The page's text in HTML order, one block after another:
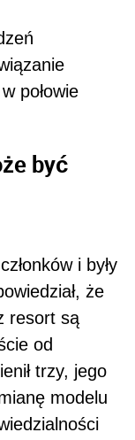
połowie
być
i były
że
resort są
od
trzy, jego
modelu